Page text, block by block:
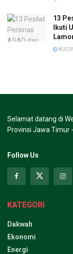
13
Ikuti
Selamat datang di
Provinsi Jawa Timur
Follow Us
KATEGORI
Dakwah
Ekonomi
Energi